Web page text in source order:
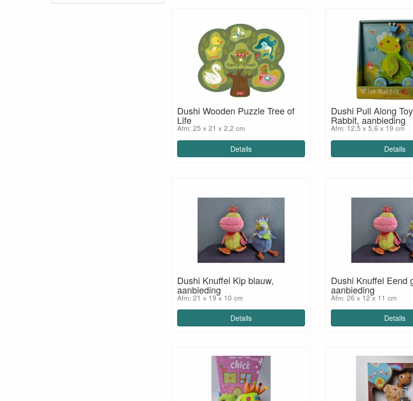
Dushi Wooden Puzzle Tree of
Life
Afm: 25 x 21 x 2,2 cm
Details
Dushi Pull Along
Rabbit, aanbieding
Afm: 12,5 x 5,6 x 19 cm
Details
Dushi Knuffel Kip blauw,
aanbieding
Afm: 21 x 19 x 10 cm
Details
Dushi Knuffel Eend
aanbieding
Afm: 26 x 12 x 11 cm
Details